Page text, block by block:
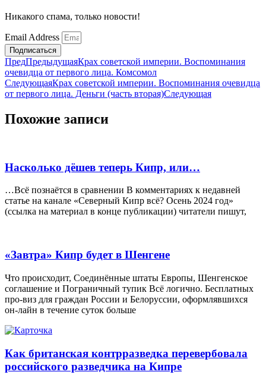
Никакого спама, только новости!
Email Address
Подписаться
ПредПредыдущаяКрах советской империи. Воспоминания
очевидца от первого лица. Комсомол
СледующаяКрах советской империи. Воспоминания очевидца
от первого лица. Деньги (часть вторая)Следующая
Похожие записи
Насколько дёшев теперь Кипр, или…
…Всё познаётся в сравнении В комментариях к недавней
статье на канале «Северный Кипр всё? Осень 2024 год»
(ссылка на материал в конце публикации) читатели пишут,
«Завтра» Кипр будет в Шенгене
Что происходит, Соединённые штаты Европы, Шенгенское
соглашение и Пограничный тупик Всё логично. Бесплатных
про-виз для граждан России и Белоруссии, оформлявшихся
он-лайн в течение суток больше
Как британская контрразведка перевербовала
российского разведчика на Кипре